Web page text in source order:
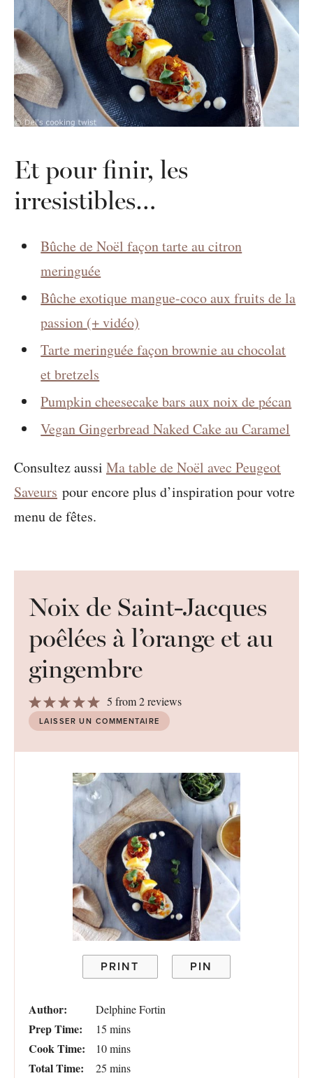
Et pour finir, les
irresistibles…
Bûche de Noël façon tarte au citron
meringuée
Bûche exotique mangue-coco aux fruits de la
passion (+ vidéo)
Tarte meringuée façon brownie au chocolat
et bretzels
Pumpkin cheesecake bars aux noix de pécan
Vegan Gingerbread Naked Cake au Caramel
Consultez aussi Ma table de Noël avec Peugeot
Saveurs pour encore plus d’inspiration pour votre
menu de fêtes.
Noix de Saint-Jacques
poêlées à l’orange et au
gingembre
5
Stars
4
Stars
3
Stars
2
Stars
1
Star
5 from2reviews
LAISSER UN COMMENTAIRE
PRINT PIN
Author: Delphine Fortin
Prep Time: 15 mins
Cook Time: 10 mins
Total Time: 25 mins